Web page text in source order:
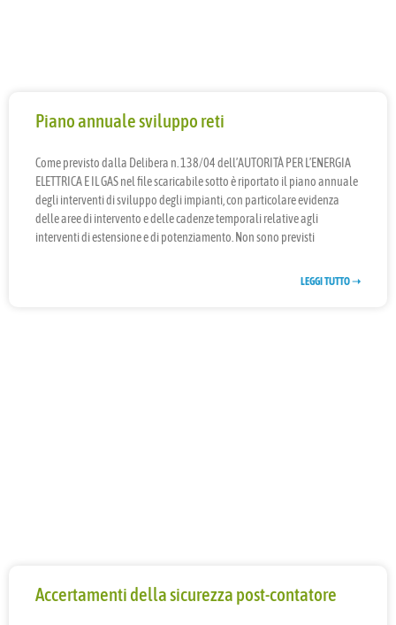
Piano annuale sviluppo reti
Come previsto dalla Delibera n. 138/04 dell’AUTORITÀ PER L’ENERGIA
ELETTRICA E IL GAS nel file scaricabile sotto è riportato il piano annuale
degli interventi di sviluppo degli impianti, con particolare evidenza
delle aree di intervento e delle cadenze temporali relative agli
interventi di estensione e di potenziamento. Non sono previsti
LEGGI TUTTO ➝
Accertamenti della sicurezza post-contatore